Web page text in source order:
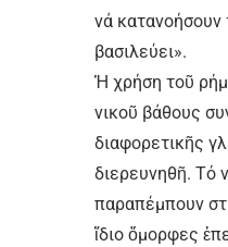
νά κατανοήσουν
βασιλεύει».
Ἡ χρήση τοῦ
νικοῦ βάθους
διαφορετικῆς
διερευνηθῆ. Τό
παραπέμπουν
ἴδιο ὄμορφες